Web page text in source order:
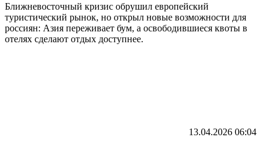
Ближневосточный кризис обрушил европейский
туристический рынок, но открыл новые возможности для
россиян: Азия переживает бум, а освободившиеся квоты в
отелях сделают отдых доступнее.
13.04.2026 06:04